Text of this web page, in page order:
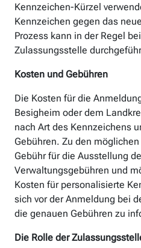
Kennzeichen-Kürzel
Kennzeichen gegen das
Prozess kann in der Regel
Zulassungsstelle
Kosten und Gebühren
Die Kosten für die
Besigheim oder dem
nach Art des Kennzeichens
Gebühren. Zu den
Gebühr für die Ausstellung
Verwaltungsgebühren und
Kosten für personalisierte
sich vor der Anmeldung bei
die genauen Gebühren zu
Die Rolle der